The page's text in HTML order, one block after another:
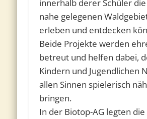
innerhalb derer Schüler
nahe gelegenen
erleben und entdecken
Beide Projekte werden
betreut und helfen dabei,
Kindern und Jugendlichen
allen Sinnen spielerisch
bringen.
In der Biotop-AG legten die